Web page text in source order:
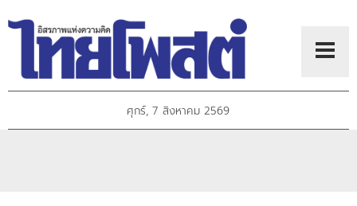
ศุกร์, 7 สิงหาคม 2569